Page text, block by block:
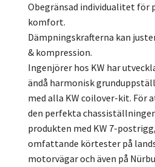
Obegränsad individualitet för
komfort.
Dämpningskrafterna kan
& kompression.
Ingenjörer hos KW har
ändå harmonisk
med alla KW coilover-kit. För
den perfekta
produkten med KW 7-
omfattande körtester på
motorvägar och även på